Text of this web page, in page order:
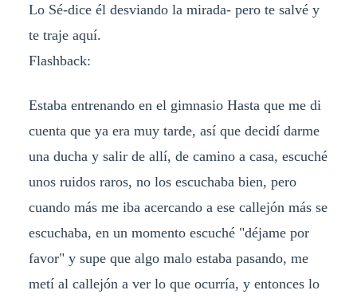
Lo Sé-dice él desviando la mirada- pero te salvé y
te traje aquí.
Flashback:
Estaba entrenando en el gimnasio Hasta que me di
cuenta que ya era muy tarde, así que decidí darme
una ducha y salir de allí, de camino a casa, escuché
unos ruidos raros, no los escuchaba bien, pero
cuando más me iba acercando a ese callejón más se
escuchaba, en un momento escuché "déjame por
favor" y supe que algo malo estaba pasando, me
metí al callejón a ver lo que ocurría, y entonces lo